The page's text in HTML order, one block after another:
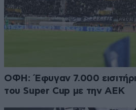
ΟΦΗ: Έφυγαν 7.000
του Super Cup με την ΑΕΚ